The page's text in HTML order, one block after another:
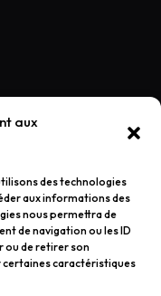
aux
des technologies
aux informations des
nous permettra de
de navigation ou les ID
ou de retirer son
caractéristiques